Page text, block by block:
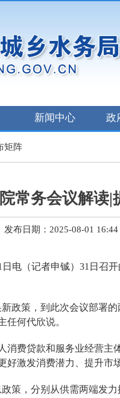
新闻中心 政
矩阵
常务会议解读
发布日期：2025-08-01 16:44
日电（记者申铖）31日召
政策，到此次会议部署
任何代欣说。
消费贷款和服务业经营主
好激发消费潜力、提升市
策，分别从供需两端发